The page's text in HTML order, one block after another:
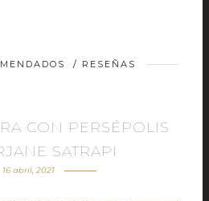
/ RESEÑAS
CON PERSÉPOLIS
SATRAPI
16 abril, 2021